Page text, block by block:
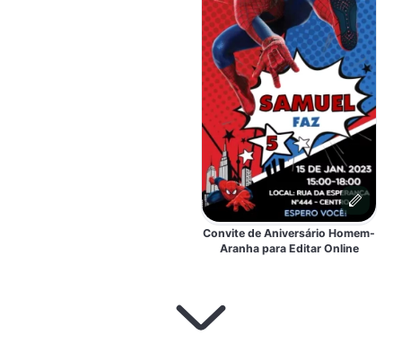
Convite de Aniversário Homem-
Aranha para Editar Online